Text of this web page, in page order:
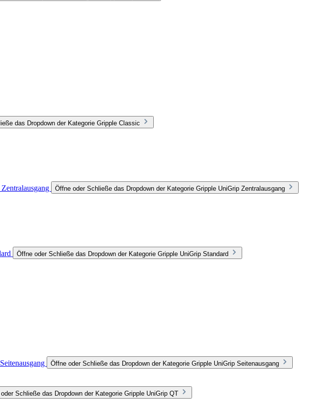
das Dropdown der Kategorie Gripple Classic
Öffne oder Schließe das Dropdown der Kategorie Gripple UniGrip Zentralausgang
Öffne oder Schließe das Dropdown der Kategorie Gripple UniGrip Standard
Öffne oder Schließe das Dropdown der Kategorie Gripple UniGrip Seitenausgang
Schließe das Dropdown der Kategorie Gripple UniGrip QT